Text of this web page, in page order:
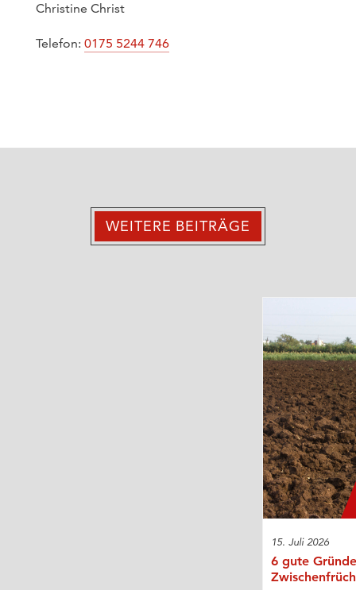
Christine Christ
Telefon: 0175 5244 746
WEITERE BEITRÄGE
15. Juli 2026
6 gute